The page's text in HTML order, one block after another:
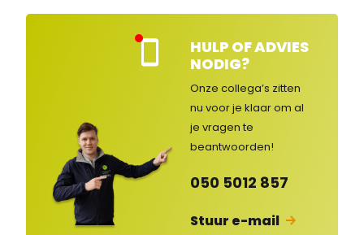
nte
en
HULP OF ADVIES
NODIG?
Onze collega’s zitten
nu voor je klaar om al
je vragen te
beantwoorden!
050 5012 857
Stuur e-mail